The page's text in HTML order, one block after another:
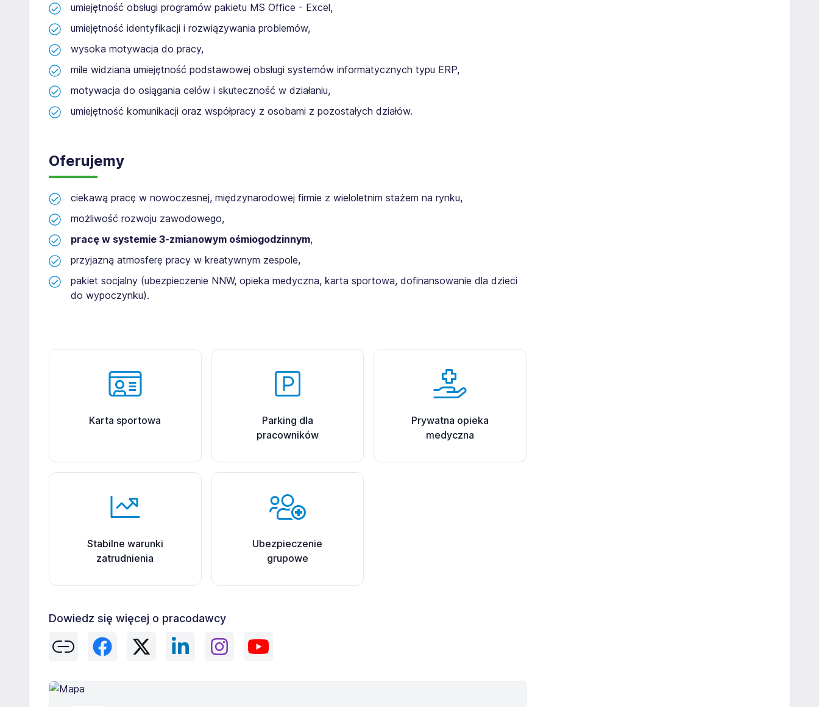
umiejętność obsługi programów pakietu MS Office - Excel,
umiejętność identyfikacji i rozwiązywania problemów,
wysoka motywacja do pracy,
mile widziana umiejętność podstawowej obsługi systemów informatycznych typu ERP,
motywacja do osiągania celów i skuteczność w działaniu,
umiejętność komunikacji oraz współpracy z osobami z pozostałych działów.
Oferujemy
ciekawą pracę w nowoczesnej, międzynarodowej firmie z wieloletnim stażem na rynku,
możliwość rozwoju zawodowego,
pracę w systemie 3-zmianowym ośmiogodzinnym,
przyjazną atmosferę pracy w kreatywnym zespole,
pakiet socjalny (ubezpieczenie NNW, opieka medyczna, karta sportowa, dofinansowanie dla dzieci
do wypoczynku).
Karta sportowa
Parking dla
pracowników
Prywatna opieka
medyczna
Stabilne warunki
zatrudnienia
Ubezpieczenie
grupowe
Dowiedz się więcej o pracodawcy